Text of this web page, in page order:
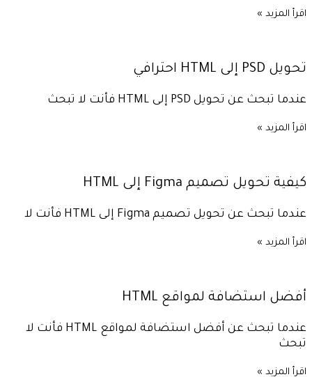
اقرأ المزيد »
تحويل PSD إلى HTML احترافي
عندما تبحث عن تحويل PSD إلى HTML فأنت لا تبحث
اقرأ المزيد »
كيفية تحويل تصميم Figma إلى HTML
عندما تبحث عن تحويل تصميم Figma إلى HTML فأنت لا
اقرأ المزيد »
أفضل استضافة لمواقع HTML
عندما تبحث عن أفضل استضافة لمواقع HTML فأنت لا
تبحث
اقرأ المزيد »